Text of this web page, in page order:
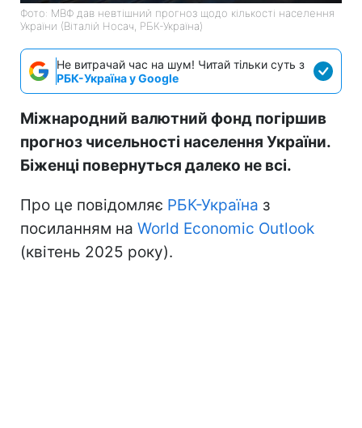
Фото: МВФ дав невтішний прогноз щодо кількості населення
України (Віталій Носач, РБК-Україна)
Не витрачай час на шум! Читай тільки суть з
РБК-Україна у Google
Міжнародний валютний фонд погіршив
прогноз чисельності населення України.
Біженці повернуться далеко не всі.
Про це повідомляє РБК-Україна з
посиланням на World Economic Outlook
(квітень 2025 року).